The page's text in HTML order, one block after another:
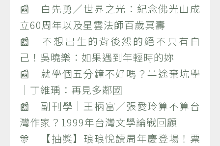
📰 白先勇／世界之光：紀念佛光山成
立60周年以及星雲法師百歲冥壽
📰 不想出生的背後怨的絕不只有自
己！吳曉樂：如果遇到年輕時的妳
📰 就學個五分鐘不好嗎？半途棄坑學
｜丁維瑀：再見多鄰國
📰 副刊學｜王柄富／張愛玲算不算台
灣作家？1999年台灣文學論戰回顧
🎊 【抽獎】琅琅悅讀周年慶登場！票